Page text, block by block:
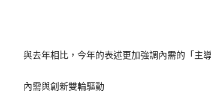
與去年相比，今年的表述更加強調內需的「主
內需與創新雙輪驅動